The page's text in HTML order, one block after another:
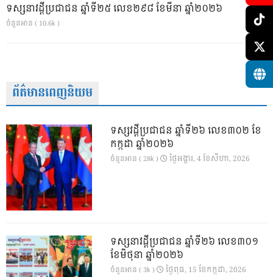
ទស្សនាវដ្ដីប្រជាជន ឆ្នាំទី២៥ លេខ២៩៨ ខែមីនា ឆ្នាំ២០២៦
ចំនួនអាន ( 10.6k )
ព័ត៌មានពេញនិយម
ទស្សវដ្តីប្រជាជន ឆ្នាំទី២៦ លេខ៣០២ ខែ
កក្កដា ឆ្នាំ២០២៦
ចំនួនអាន ( 28k ) ថ្ងៃ​អង្គារ, 4 ខែ​សីហា, 2026
ទស្សនាវដ្ដីប្រជាជន ឆ្នាំទី២៦ លេខ៣០១
ខែមិថុនា ឆ្នាំ២០២៦
ចំនួនអាន ( 3k ) ថ្ងៃ​ពុធ, 15 ខែ​កក្កដា, 2026